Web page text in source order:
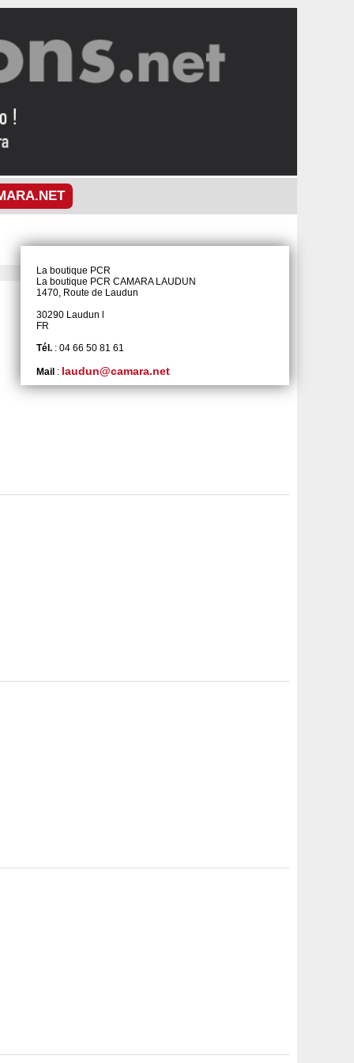
La boutique PCR
La boutique PCR CAMARA LAUDUN
1470, Route de Laudun
30290 Laudun l
FR
Tél. : 04 66 50 81 61
Mail : laudun@camara.net